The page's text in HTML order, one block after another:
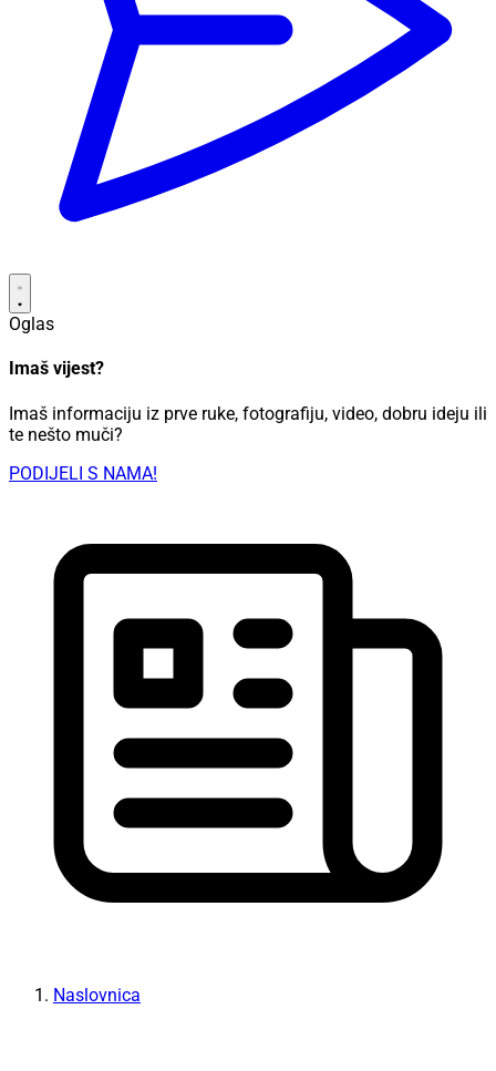
Oglas
Imaš vijest?
Imaš informaciju iz prve ruke, fotografiju, video, dobru ideju ili
te nešto muči?
PODIJELI S NAMA!
Naslovnica